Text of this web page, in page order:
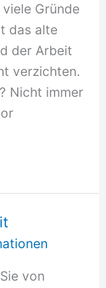
Gründe
das alte
der Arbeit
verzichten.
Nicht immer
von